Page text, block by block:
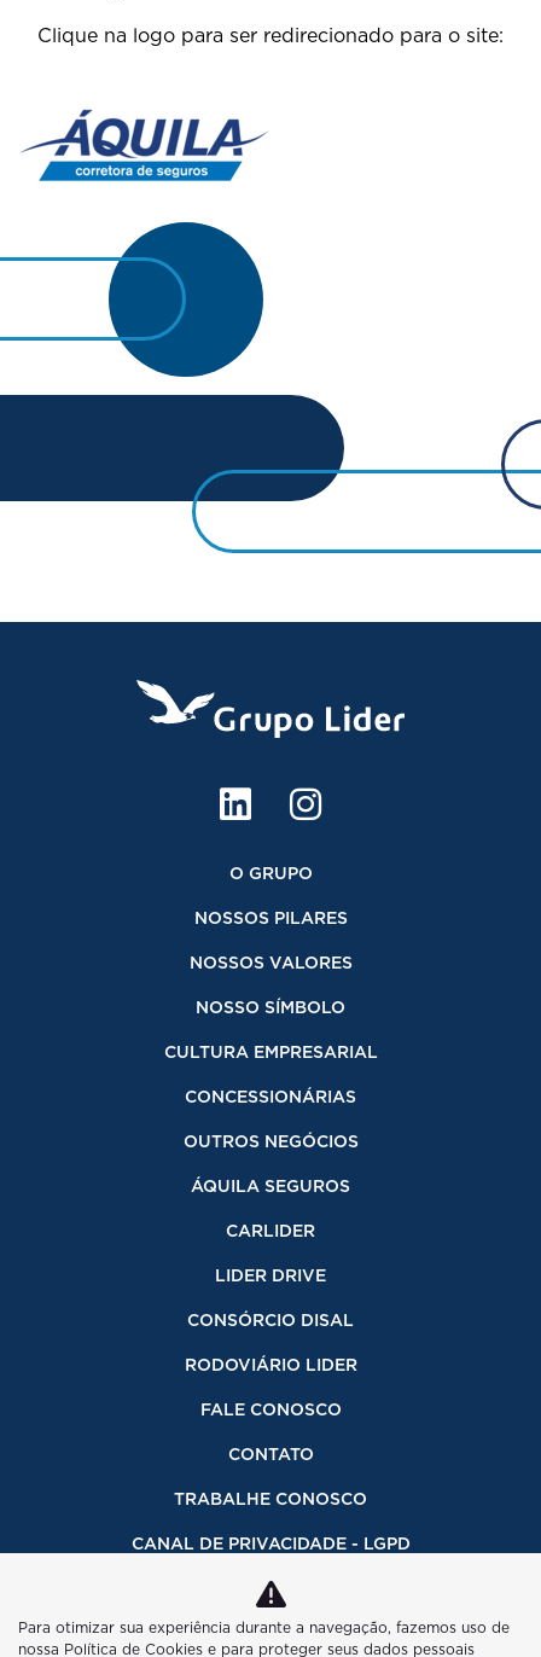
Clique na logo para ser redirecionado para o site:
O GRUPO
NOSSOS PILARES
NOSSOS VALORES
NOSSO SÍMBOLO
CULTURA EMPRESARIAL
CONCESSIONÁRIAS
OUTROS NEGÓCIOS
ÁQUILA SEGUROS
CARLIDER
LIDER DRIVE
CONSÓRCIO DISAL
RODOVIÁRIO LIDER
FALE CONOSCO
CONTATO
TRABALHE CONOSCO
CANAL DE PRIVACIDADE - LGPD
INFORMAÇÕES FINANCEIRAS
CÓDIGO DE ÉTICA
Para otimizar sua experiência durante a navegação, fazemos uso de
nossa Política de Cookies e para proteger seus dados pessoais